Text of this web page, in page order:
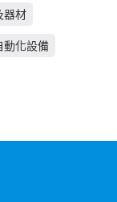
器材
動化設備